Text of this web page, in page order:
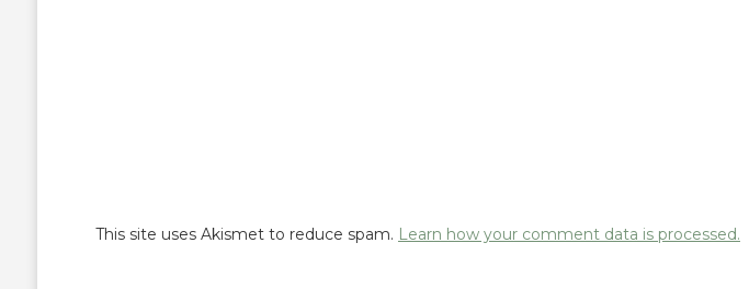
This site uses Akismet to reduce spam. Learn how your comment data is processed.